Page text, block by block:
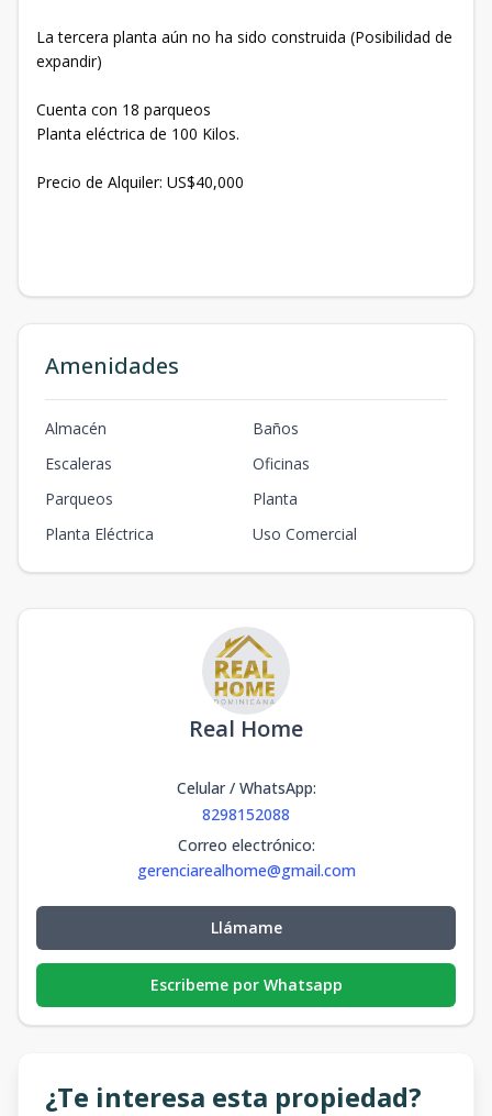
La tercera planta aún no ha sido construida (Posibilidad de
expandir)
Cuenta con 18 parqueos
Planta eléctrica de 100 Kilos.
Precio de Alquiler: US$40,000
Amenidades
Almacén
Baños
Escaleras
Oficinas
Parqueos
Planta
Planta Eléctrica
Uso Comercial
Real Home
Celular / WhatsApp:
8298152088
Correo electrónico:
gerenciarealhome@gmail.com
Llámame
Escribeme por Whatsapp
¿Te interesa esta propiedad?